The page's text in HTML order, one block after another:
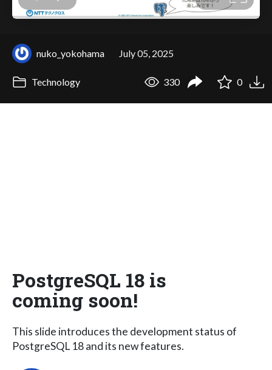
nuko_yokohama July 05, 2025
Technology 330 0
PostgreSQL 18 is
coming soon!
This slide introduces the development status of
PostgreSQL 18 and its new features.